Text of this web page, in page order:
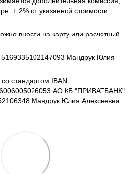
+ 2% от указанной стоимости
внести на карту или расчетный
5169335102147093 Мандрук Юлия
со стандартом IBAN:
АО КБ "ПРИВАТБАНК"
Мандрук Юлия Алексеевна